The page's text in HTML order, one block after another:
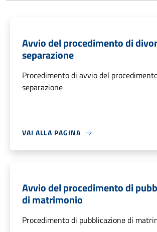
Avvio del procedimento di
separazione
Procedimento di avvio del
separazione
VAI ALLA PAGINA
Avvio del procedimento di
di matrimonio
Procedimento di pubblicazione di